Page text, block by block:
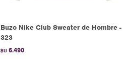
Buzo Nike Club Sweater de Hombre -
323
$U 6.490